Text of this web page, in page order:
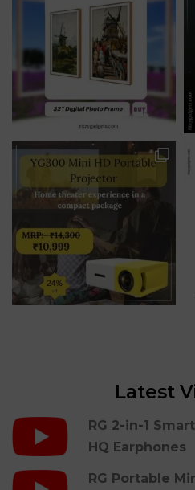
Latest
RG 2-in-1
HQ Earphones
RG Portable